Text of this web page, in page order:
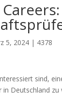
5, 2024| 4378
sind,
Deutschland zu